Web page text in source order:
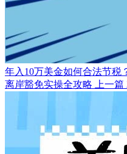
年入10万美金如何合法节税
离岸豁免实操全攻略
上一篇